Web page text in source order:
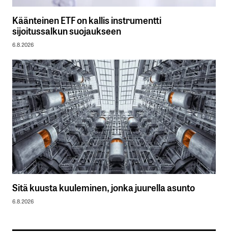
Käänteinen ETF on kallis instrumentti
sijoitussalkun suojaukseen
6.8.2026
Sitä kuusta kuuleminen, jonka juurella asunto
6.8.2026